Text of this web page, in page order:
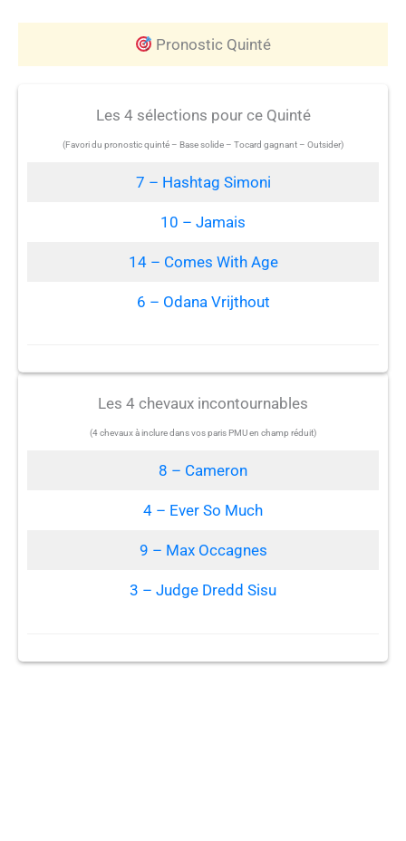
Pronostic Quinté
Les 4 sélections pour ce Quinté
(Favori du pronostic quinté – Base solide – Tocard gagnant – Outsider)
7 – Hashtag Simoni
10 – Jamais
14 – Comes With Age
6 – Odana Vrijthout
Les 4 chevaux incontournables
(4 chevaux à inclure dans vos paris PMU en champ réduit)
8 – Cameron
4 – Ever So Much
9 – Max Occagnes
3 – Judge Dredd Sisu